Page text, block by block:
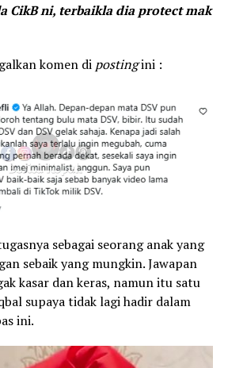
CikB ni, terbaikla dia protect mak
komen di postingini :
sebagai seorang anak yang
sebaik yang mungkin. Jawapan
kasar dan keras, namun itu satu
supaya tidak lagi hadir dalam
ini.